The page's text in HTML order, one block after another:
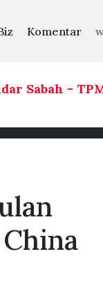
Komentar
- TPM